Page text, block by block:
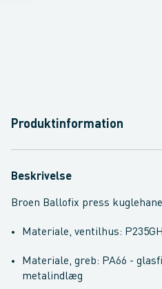
Produktinformation
Beskrivelse
Broen Ballofix press kuglehane
Materiale, ventilhus:
Materiale, greb: PA66 -
metalindlæg